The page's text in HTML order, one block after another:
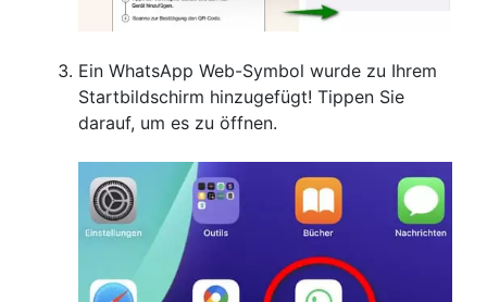
Ein WhatsApp Web-Symbol wurde zu Ihrem
Startbildschirm hinzugefügt! Tippen Sie
darauf, um es zu öffnen.